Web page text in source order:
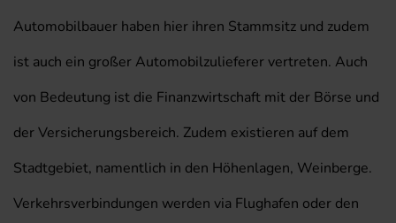
Automobilbauer haben hier ihren Stammsitz und zudem
ist auch ein großer Automobilzulieferer vertreten. Auch
von Bedeutung ist die Finanzwirtschaft mit der Börse und
der Versicherungsbereich. Zudem existieren auf dem
Stadtgebiet, namentlich in den Höhenlagen, Weinberge.
Verkehrsverbindungen werden via Flughafen oder den